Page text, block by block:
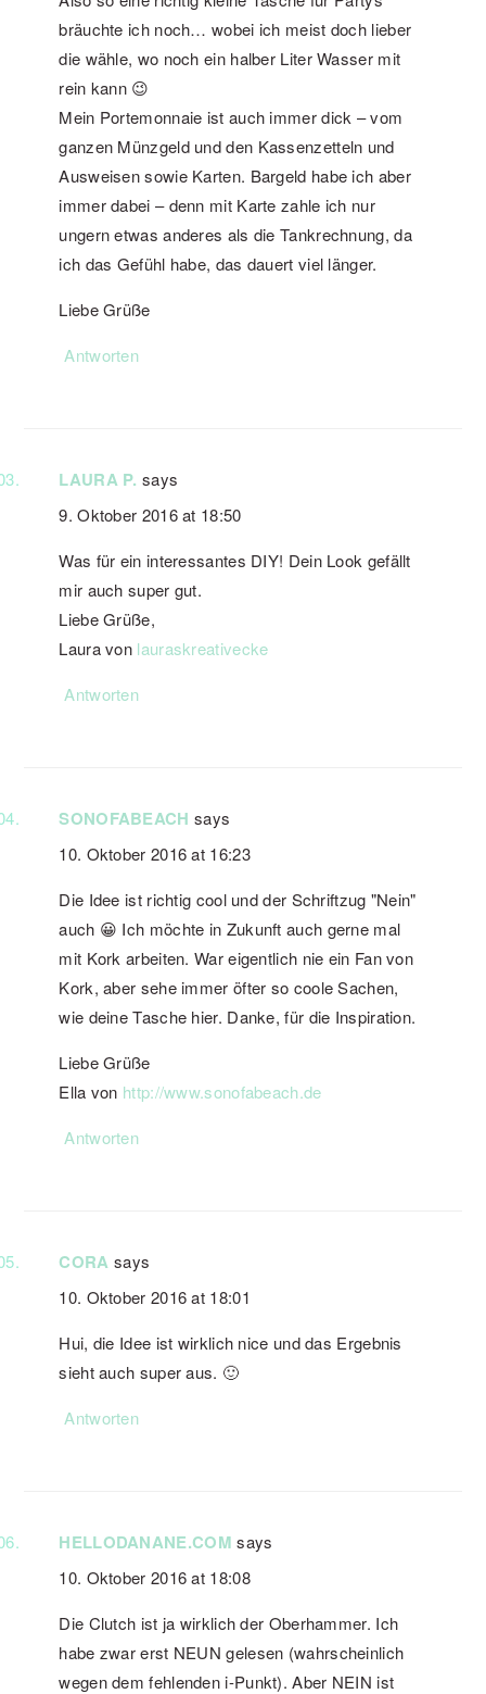
bräuchte ich noch… wobei ich meist doch lieber
die wähle, wo noch ein halber Liter Wasser mit
rein kann 😉
Mein Portemonnaie ist auch immer dick – vom
ganzen Münzgeld und den Kassenzetteln und
Ausweisen sowie Karten. Bargeld habe ich aber
immer dabei – denn mit Karte zahle ich nur
ungern etwas anderes als die Tankrechnung, da
ich das Gefühl habe, das dauert viel länger.
Liebe Grüße
Antworten
LAURA P. says
9. Oktober 2016 at 18:50
Was für ein interessantes DIY! Dein Look gefällt
mir auch super gut.
Liebe Grüße,
Laura von lauraskreativecke
Antworten
SONOFABEACH says
10. Oktober 2016 at 16:23
Die Idee ist richtig cool und der Schriftzug "Nein"
auch 😀 Ich möchte in Zukunft auch gerne mal
mit Kork arbeiten. War eigentlich nie ein Fan von
Kork, aber sehe immer öfter so coole Sachen,
wie deine Tasche hier. Danke, für die Inspiration.
Liebe Grüße
Ella von http://www.sonofabeach.de
Antworten
CORA says
10. Oktober 2016 at 18:01
Hui, die Idee ist wirklich nice und das Ergebnis
sieht auch super aus. 🙂
Antworten
HELLODANANE.COM says
10. Oktober 2016 at 18:08
Die Clutch ist ja wirklich der Oberhammer. Ich
habe zwar erst NEUN gelesen (wahrscheinlich
wegen dem fehlenden i-Punkt). Aber NEIN ist